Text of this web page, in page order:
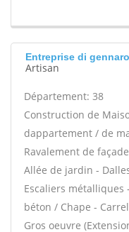
Entreprise di
Artisan
Département: 38
Construction de
dappartement / de
Ravalement de
Allée de jardin -
Escaliers métalliques
béton / Chape -
Gros oeuvre